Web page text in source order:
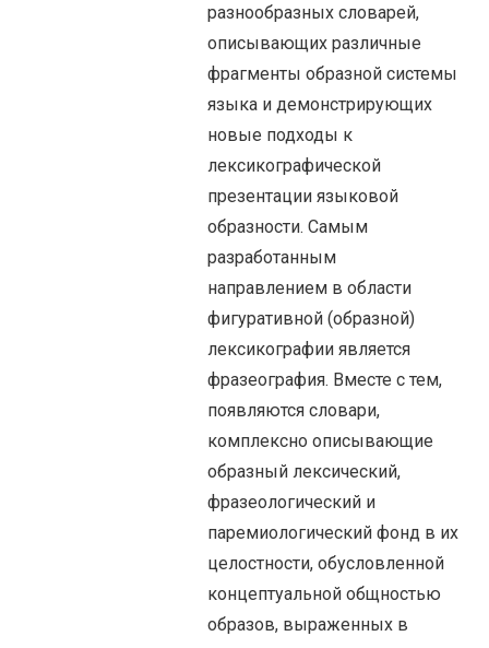
разнообразных словарей,
описывающих различные
фрагменты образной системы
языка и демонстрирующих
новые подходы к
лексикографической
презентации языковой
образности. Самым
разработанным
направлением в области
фигуративной (образной)
лексикографии является
фразеография. Вместе с тем,
появляются словари,
комплексно описывающие
образный лексический,
фразеологический и
паремиологический фонд в их
целостности, обусловленной
концептуальной общностью
образов, выраженных в